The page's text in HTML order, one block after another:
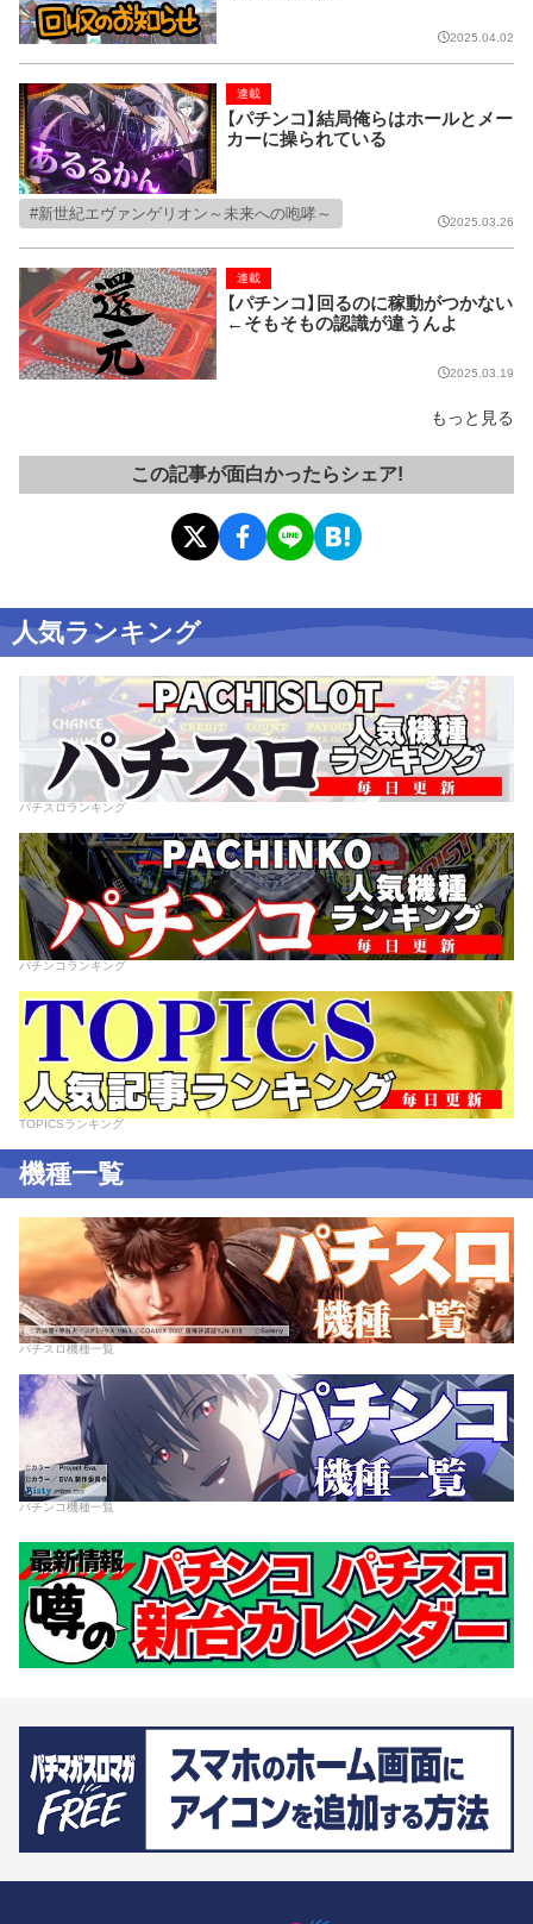
2025.04.02
【パチンコ】結局俺らはホールとメー
カーに操られている
連載
新世紀エヴァンゲリオン～未来への咆哮～ 2025.03.26
【パチンコ】回るのに稼動がつかない
←そもそもの認識が違うんよ
連載
2025.03.19
もっと見る
この記事が面白かったらシェア!
人気ランキング
パチスロランキング
パチンコランキング
TOPICSランキング
機種一覧
パチスロ機種一覧
パチンコ機種一覧